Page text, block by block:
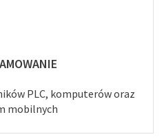
PLC, komputerów oraz
mobilnych